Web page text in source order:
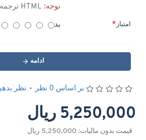
توجه:
امتیاز بد
ادامه
بر اساس 0 نظر - نظر
5,250,000 ریال
قیمت بدون مالیات: 5,250,000 ریال